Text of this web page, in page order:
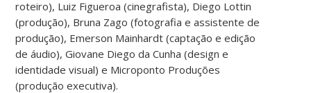
roteiro), Luiz Figueroa (cinegrafista), Diego Lottin
(produção), Bruna Zago (fotografia e assistente de
produção), Emerson Mainhardt (captação e edição
de áudio), Giovane Diego da Cunha (design e
identidade visual) e Microponto Produções
(produção executiva).